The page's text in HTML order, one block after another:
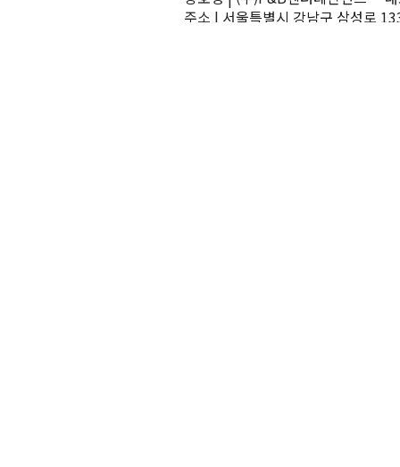
주소 | 서울특별시 강남구 삼성로